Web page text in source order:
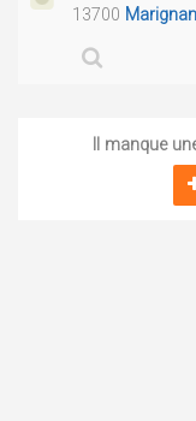
13700
Il manque